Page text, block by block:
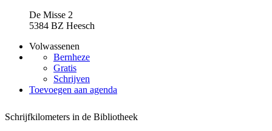
De Misse 2
5384 BZ Heesch
Volwassenen
Bernheze
Gratis
Schrijven
Toevoegen aan agenda
Schrijfkilometers in de Bibliotheek